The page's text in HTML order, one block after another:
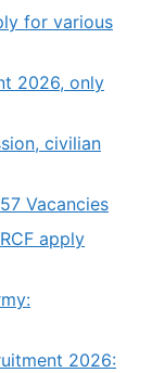
for various
2026, only
civilian
Vacancies
apply
2026: